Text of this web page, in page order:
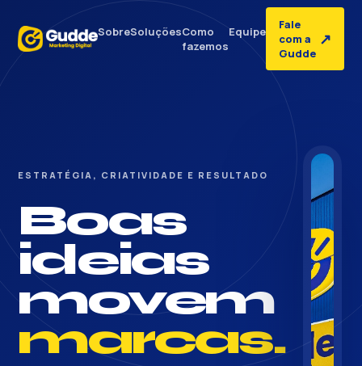
SobreSoluçõesComo
fazemos
Equipe
Fale
com a
Gudde
↗
ESTRATÉGIA, CRIATIVIDADE E RESULTADO
Boas
ideias
movem
marcas.